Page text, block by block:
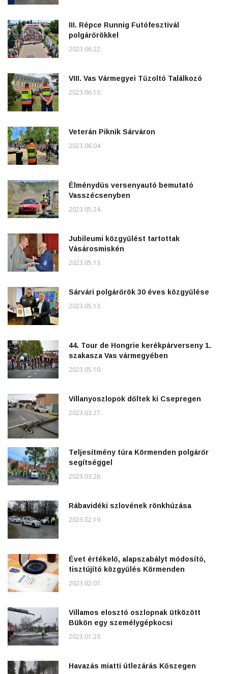
III. Répce Runnig Futófesztivál
polgárőrökkel
2023.06.22.
VIII. Vas Vármegyei Tűzoltó Találkozó
2023.06.10.
Veterán Piknik Sárváron
2023.06.04.
Élménydús versenyautó bemutató
Vasszécsenyben
2023.05.24.
Jubileumi közgyűlést tartottak
Vásárosmiskén
2023.05.13.
Sárvári polgárőrök 30 éves közgyűlése
2023.05.13.
44. Tour de Hongrie kerékpárverseny 1.
szakasza Vas vármegyében
2023.05.10.
Villanyoszlopok dőltek ki Csepregen
2023.03.27.
Teljesítmény túra Körmenden polgárőr
segítséggel
2023.03.26.
Rábavidéki szlovének rönkhúzása
2023.02.19.
Évet értékelő, alapszabályt módosító,
tisztújító közgyűlés Körmenden
2023.02.07.
Villamos elosztó oszlopnak ütközött
Bükön egy személygépkocsi
2023.01.23.
Havazás miatti útlezárás Kőszegen